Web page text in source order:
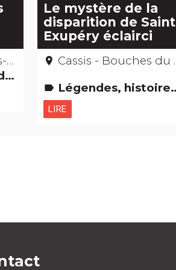
Le mystère de la
disparition de Saint
Exupéry éclairci
place Cassis - Bouches du Rhône
label Légendes, histoires & Trésors
LIRE